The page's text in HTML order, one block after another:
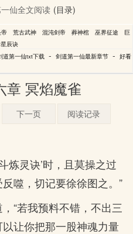
仙全文阅读 (目录)
荒古武神 混沌剑帝 葬神棺 巫界征途
巨
辰诀
道第一仙txt下载 - 剑道第一仙最新章节 - 好看
章 冥焰魔雀
下一页 阅读记录
炼灵诀’时，且莫操之过
噬，切记要徐徐图之。”
“若我预料不错，不出三
让你把那一股神魂力量